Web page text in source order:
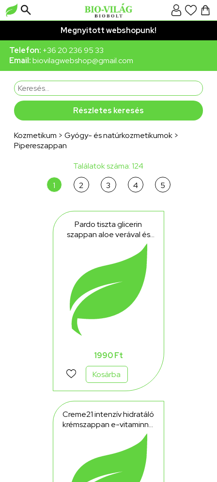
Megnyitott webshopunk!
Telefon: +36 20 236 95 33
Email:biovilagwebshop@gmail.com
Részletes keresés
Kozmetikum > Gyógy- és natúrkozmetikumok>
Pipereszappan
Találatok száma: 124
1
2 3 4 5
Pardo tiszta glicerin
szappan aloe verával és
mézzel 2x125g 250 g
1990 Ft
Kosárba
Creme21 intenzív hidratáló
krémszappan e-vitaminnal
és mandulaolajjal nagyon
száraz bőrre 125 g